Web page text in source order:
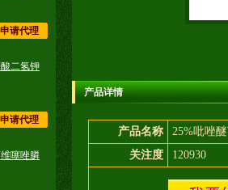
申请代理
二氢钾
申请代理
噻唑膦
产品详情
产品名称
25%吡唑
关注度
120930